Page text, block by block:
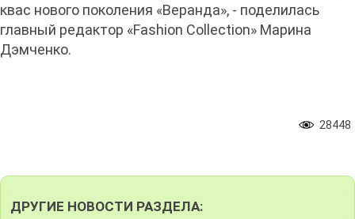
квас нового поколения «Веранда», - поделилась
главный редактор «Fashion Collection» Марина
Дэмченко.
28448
ДРУГИЕ НОВОСТИ РАЗДЕЛА: